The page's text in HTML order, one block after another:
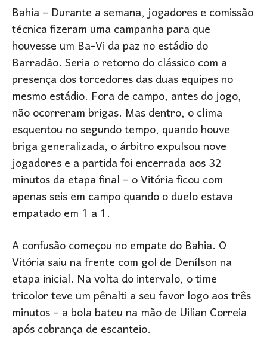
Bahia – Durante a semana, jogadores e comissão
técnica fizeram uma campanha para que
houvesse um Ba-Vi da paz no estádio do
Barradão. Seria o retorno do clássico com a
presença dos torcedores das duas equipes no
mesmo estádio. Fora de campo, antes do jogo,
não ocorreram brigas. Mas dentro, o clima
esquentou no segundo tempo, quando houve
briga generalizada, o árbitro expulsou nove
jogadores e a partida foi encerrada aos 32
minutos da etapa final – o Vitória ficou com
apenas seis em campo quando o duelo estava
empatado em 1 a 1.
A confusão começou no empate do Bahia. O
Vitória saiu na frente com gol de Denílson na
etapa inicial. Na volta do intervalo, o time
tricolor teve um pênalti a seu favor logo aos três
minutos – a bola bateu na mão de Uilian Correia
após cobrança de escanteio.